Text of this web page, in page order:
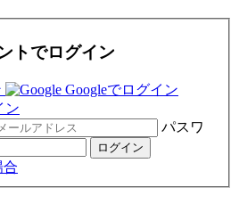
トでログイン
Googleでログイン
ン
パスワ
合